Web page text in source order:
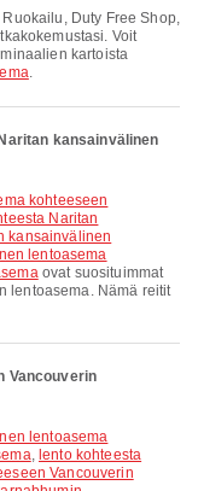
Voit
kartoista
.
kansainvälinen
Naritan
kansainvälinen
lentoasema
ovat suosituimmat
lentoasema. Nämä reitit
Vancouverin
, lento kohteesta
Vancouverin